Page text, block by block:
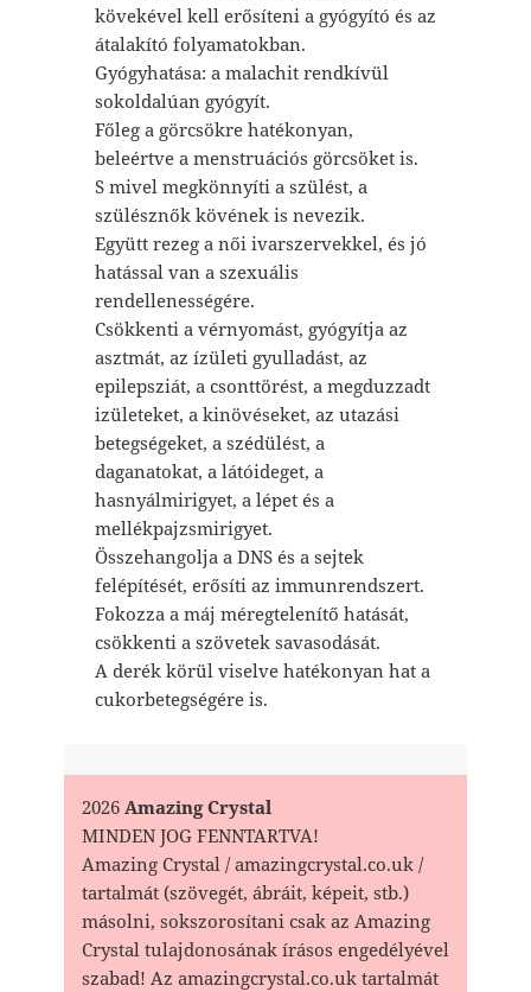
kövekével kell erősíteni a gyógyító és az
átalakító folyamatokban.
Gyógyhatása: a malachit rendkívül
sokoldalúan gyógyít.
Főleg a görcsökre hatékonyan,
beleértve a menstruációs görcsöket is.
S mivel megkönnyíti a szülést, a
szülésznők kövének is nevezik.
Együtt rezeg a női ivarszervekkel, és jó
hatással van a szexuális
rendellenességére.
Csökkenti a vérnyomást, gyógyítja az
asztmát, az ízületi gyulladást, az
epilepsziát, a csonttörést, a megduzzadt
izületeket, a kinövéseket, az utazási
betegségeket, a szédülést, a
daganatokat, a látóideget, a
hasnyálmirigyet, a lépet és a
mellékpajzsmirigyet.
Összehangolja a DNS és a sejtek
felépítését, erősíti az immunrendszert.
Fokozza a máj méregtelenítő hatását,
csökkenti a szövetek savasodását.
A derék körül viselve hatékonyan hat a
cukorbetegségére is.
2026Amazing Crystal
MINDEN JOG FENNTARTVA!
Amazing Crystal / amazingcrystal.co.uk /
tartalmát (szövegét, ábráit, képeit, stb.)
másolni, sokszorosítani csak az Amazing
Crystal tulajdonosának írásos engedélyével
szabad! Az amazingcrystal.co.uk tartalmát